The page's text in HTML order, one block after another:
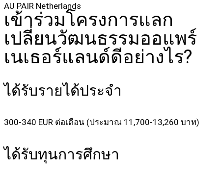
AU PAIR Netherlands
เข้าร่วมโครงการแลก
เปลี่ยนวัฒนธรรมออแพร์
เนเธอร์แลนด์ดีอย่างไร?
ได้รับรายได้ประจำ
300-340 EUR ต่อเดือน (ประมาณ 11,700-13,260 บาท)
ได้รับทุนการศึกษา